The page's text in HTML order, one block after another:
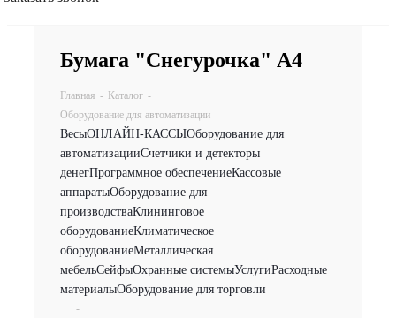
Бумага "Снегурочка" А4
Главная - Каталог -
Оборудование для автоматизации
ВесыОНЛАЙН-КАССЫОборудование для
автоматизацииСчетчики и детекторы
денегПрограммное обеспечениеКассовые
аппаратыОборудование для
производстваКлининговое
оборудованиеКлиматическое
оборудованиеМеталлическая
мебельСейфыОхранные системыУслугиРасходные
материалыОборудование для торговли
-